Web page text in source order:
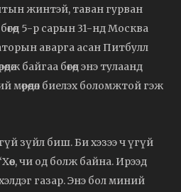
жинтэй, таван гурван
5-р сарын 31-нд Москва
аварга асан Питбулл
байгаа бөгөөд энэ тулаанд
мөрөөдөл биелэх боломжтой гэж
зүйл биш. Би хэзээ ч үгүй
чи од болж байна. Ирээд
газар. Энэ бол миний